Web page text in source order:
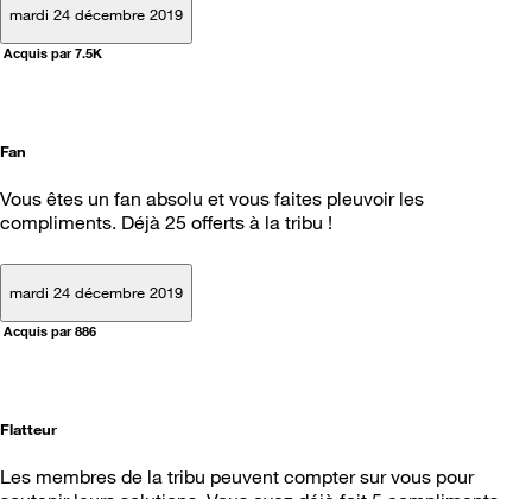
mardi 24 décembre 2019
Acquis par 7.5K
Fan
Vous êtes un fan absolu et vous faites pleuvoir les
compliments. Déjà 25 offerts à la tribu !
mardi 24 décembre 2019
Acquis par 886
Flatteur
Les membres de la tribu peuvent compter sur vous pour